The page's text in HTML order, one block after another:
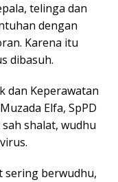
telinga dan
dengan
Karena itu
dibasuh.
dan Keperawatan
Elfa, SpPD
shalat, wudhu
sering berwudhu,